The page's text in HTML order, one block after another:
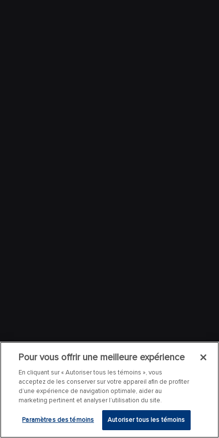
Pour vous offrir une meilleure expérience
En cliquant sur « Autoriser tous les témoins », vous
acceptez de les conserver sur votre appareil afin de profiter
d’une expérience de navigation optimale, aider au
marketing pertinent et analyser l’utilisation du site.
Paramètres des témoins Autoriser tous les témoins